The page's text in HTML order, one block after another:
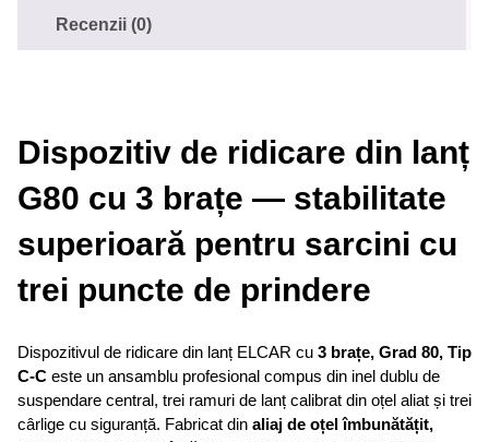
Recenzii (0)
Dispozitiv de ridicare din lanț
G80 cu 3 brațe — stabilitate
superioară pentru sarcini cu
trei puncte de prindere
Dispozitivul de ridicare din lanț ELCAR cu 3 brațe, Grad 80, Tip
C-C este un ansamblu profesional compus din inel dublu de
suspendare central, trei ramuri de lanț calibrat din oțel aliat și trei
cârlige cu siguranță. Fabricat din aliaj de oțel îmbunătățit,